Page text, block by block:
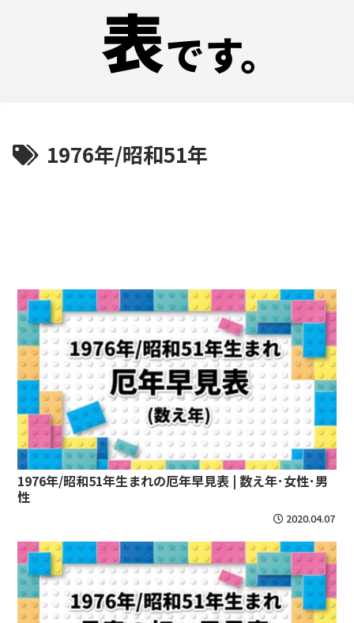
1976年/昭和51年
1976年/昭和51年生まれの厄年早見表 | 数え年･女性･男
性
2020.04.07